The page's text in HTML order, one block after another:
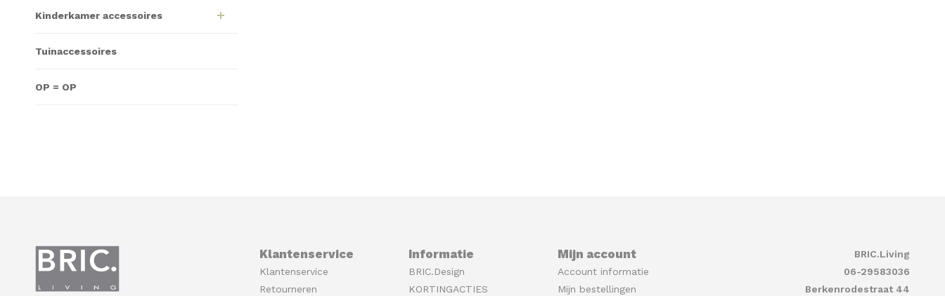
Kinderkamer accessoires
Tuinaccessoires
OP = OP
Klantenservice
Klantenservice
Retourneren
Informatie
BRIC.Design
KORTINGACTIES
Mijn account
Account informatie
Mijn bestellingen
BRIC.Living
06-29583036
Berkenrodestraat 44